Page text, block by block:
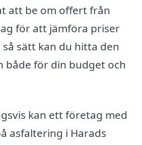
att be om offert från
för att jämföra priser
så sätt kan du hitta den
både för din budget och
kan ett företag med
asfaltering i Harads